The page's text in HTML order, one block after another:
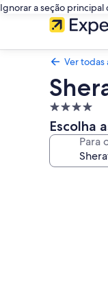
Ignorar a seção principal
Ver todas
Propriedade
4.0
estrelas
Escolha
Para